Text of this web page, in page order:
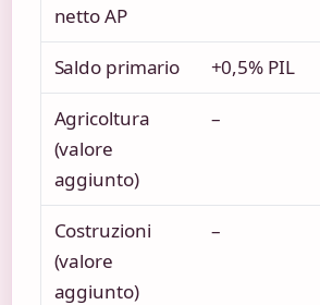
netto AP
Saldo primario +0,5% PIL
Agricoltura
(valore
aggiunto)
–
Costruzioni
(valore
aggiunto)
–